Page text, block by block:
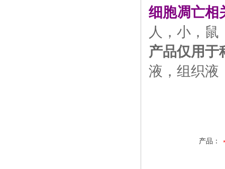
细胞凋亡相
人，小，
产品仅用于
液，组织液
产品：